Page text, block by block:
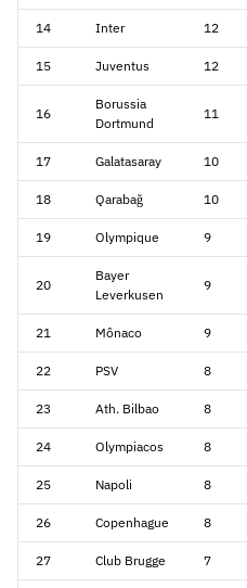
14 Inter 12
15 Juventus 12
16
Borussia
Dortmund
11
17 Galatasaray 10
18 Qarabağ 10
19 Olympique 9
20
Bayer
Leverkusen
9
21 Mônaco 9
22 PSV 8
23 Ath. Bilbao 8
24 Olympiacos 8
25 Napoli 8
26 Copenhague 8
27 Club Brugge 7